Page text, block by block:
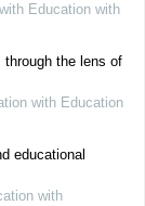
Education with
the lens of
with Education
educational
with